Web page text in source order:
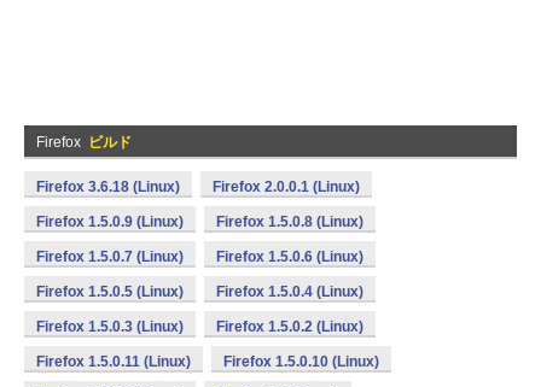
Firefox ビルド
Firefox 3.6.18 (Linux) Firefox 2.0.0.1 (Linux)
Firefox 1.5.0.9 (Linux) Firefox 1.5.0.8 (Linux)
Firefox 1.5.0.7 (Linux) Firefox 1.5.0.6 (Linux)
Firefox 1.5.0.5 (Linux) Firefox 1.5.0.4 (Linux)
Firefox 1.5.0.3 (Linux) Firefox 1.5.0.2 (Linux)
Firefox 1.5.0.11 (Linux) Firefox 1.5.0.10 (Linux)